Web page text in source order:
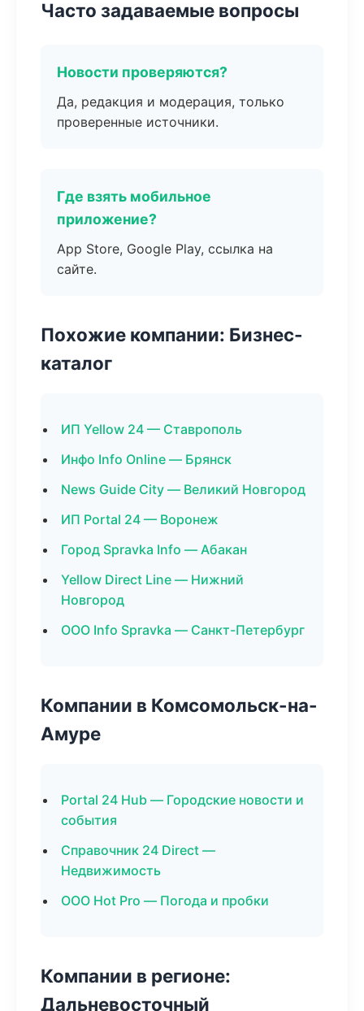
Часто задаваемые вопросы
Новости проверяются?
Да, редакция и модерация, только
проверенные источники.
Где взять мобильное
приложение?
App Store, Google Play, ссылка на
сайте.
Похожие компании: Бизнес-
каталог
ИП Yellow 24 — Ставрополь
Инфо Info Online — Брянск
News Guide City — Великий Новгород
ИП Portal 24 — Воронеж
Город Spravka Info — Абакан
Yellow Direct Line — Нижний
Новгород
ООО Info Spravka — Санкт-Петербург
Компании в Комсомольск-на-
Амуре
Portal 24 Hub — Городские новости и
события
Справочник 24 Direct —
Недвижимость
ООО Hot Pro — Погода и пробки
Компании в регионе:
Дальневосточный